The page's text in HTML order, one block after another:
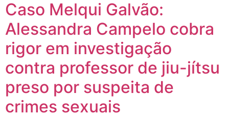
Caso Melqui Galvão:
Alessandra Campelo cobra
rigor em investigação
contra professor de jiu-jítsu
preso por suspeita de
crimes sexuais